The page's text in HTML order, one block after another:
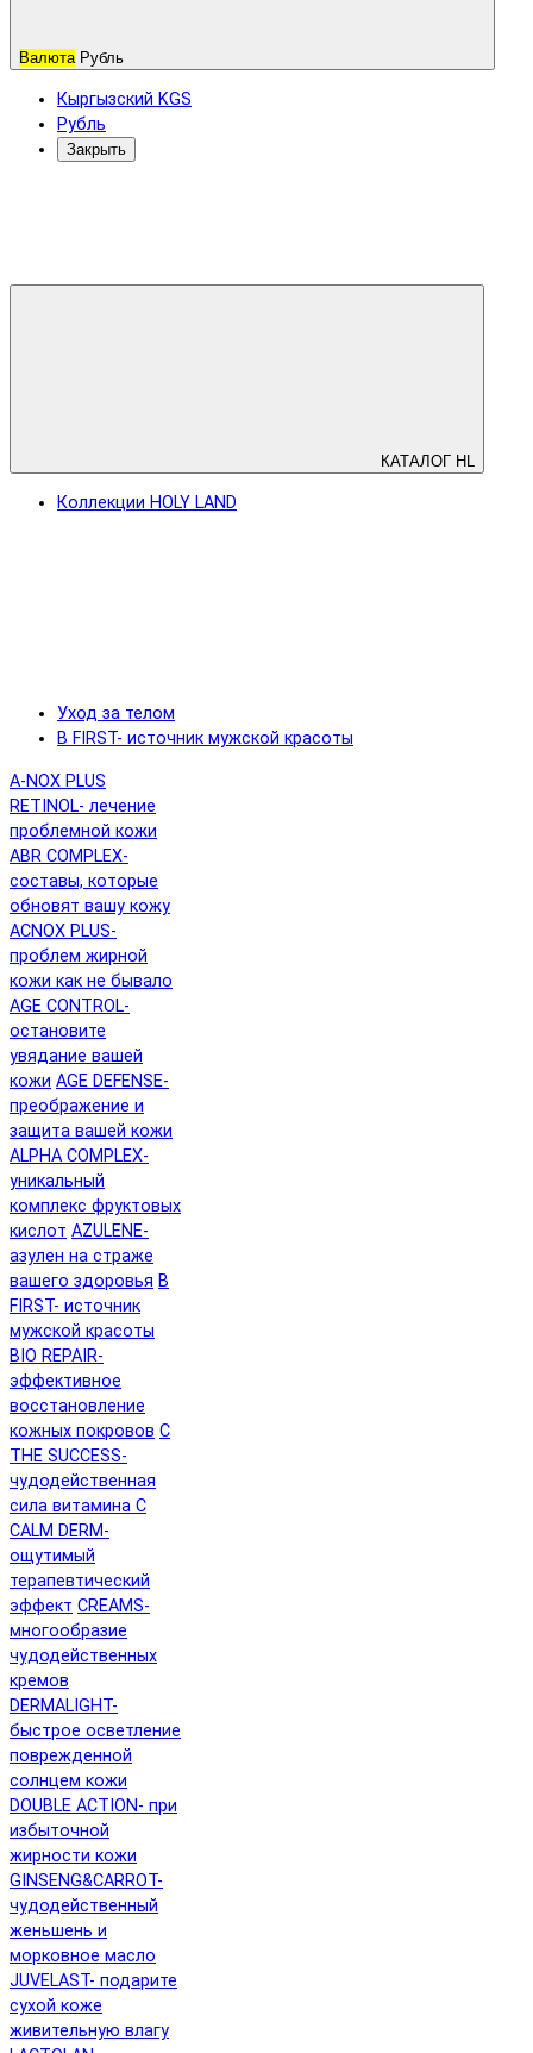
Валюта Рубль
Кыргызский KGS
Рубль
Закрыть
КАТАЛОГ HL
Коллекции HOLY LAND
Уход за телом
B FIRST- источник мужской красоты
A-NOX PLUS
RETINOL- лечение
проблемной кожи
ABR COMPLEX-
составы, которые
обновят вашу кожу
ACNOX PLUS-
проблем жирной
кожи как не бывало
AGE CONTROL-
остановите
увядание вашей
кожи AGE DEFENSE-
преображение и
защита вашей кожи
ALPHA COMPLEX-
уникальный
комплекс фруктовых
кислот AZULENE-
азулен на страже
вашего здоровья B
FIRST- источник
мужской красоты
BIO REPAIR-
эффективное
восстановление
кожных покровов C
THE SUCCESS-
чудодейственная
сила витамина C
CALM DERM-
ощутимый
терапевтический
эффект CREAMS-
многообразие
чудодейственных
кремов
DERMALIGHT-
быстрое осветление
поврежденной
солнцем кожи
DOUBLE ACTION- при
избыточной
жирности кожи
GINSENG&CARROT-
чудодейственный
женьшень и
морковное масло
JUVELAST- подарите
сухой коже
живительную влагу